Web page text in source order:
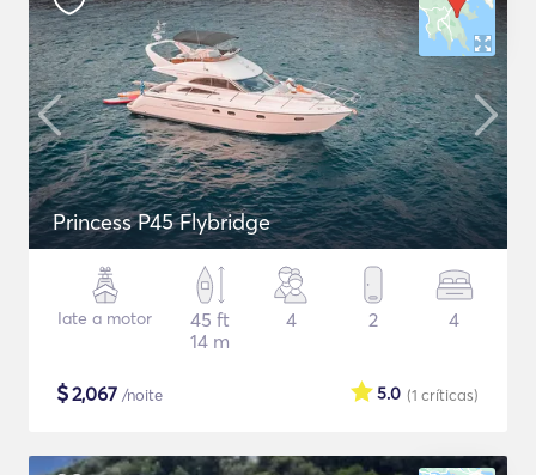
Princess P45 Flybridge
Iate a motor
45 ft
14 m
4 2 4
$2,067 /noite (1 críticas)
5.0